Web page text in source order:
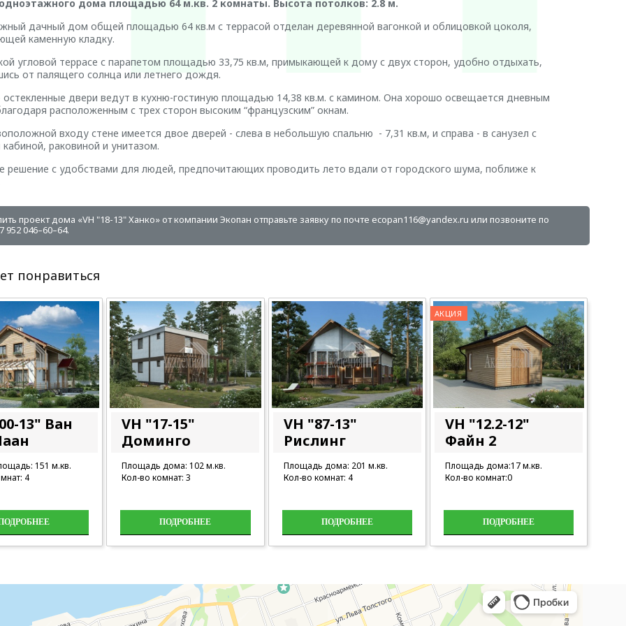
дома площадью 64 м.кв. 2 комнаты. Высота потолков: 2.8 м.
дачный дом общей площадью 64 кв.м с террасой отделан деревянной вагонкой и облицовкой цоколя,
каменную кладку.
угловой террасе с парапетом площадью 33,75 кв.м, примыкающей к дому с двух сторон, удобно отдыхать,
от палящего солнца или летнего дождя.
двери ведут в кухню-гостиную площадью 14,38 кв.м. с камином. Она хорошо освещается дневным
расположенным с трех сторон высоким “французским” окнам.
входу стене имеется двое дверей - слева в небольшую спальню - 7,31 кв.м, и справа - в санузел с
раковиной и унитазом.
решение с удобствами для людей, предпочитающих проводить лето вдали от городского шума, поближе к
проект дома «VH "18-13" Ханко» от компании Экопан отправьте заявку по почте ecopan116@yandex.ru или позвоните по
952 046–60–64.
понравиться
13" Ван
151 м.кв.
4
VH "17-15"
Доминго
Площадь дома: 102 м.кв.
Кол-во комнат: 3
ПОДРОБНЕЕ
VH "87-13"
Рислинг
Площадь дома: 201 м.кв.
Кол-во комнат: 4
ПОДРОБНЕЕ
АКЦИЯ
VH "12.2-12"
Файн 2
Площадь дома:17 м.кв.
Кол-во комнат:0
ПОДРОБНЕЕ